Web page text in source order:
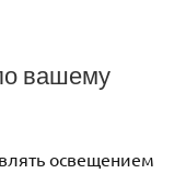
вашему
освещением